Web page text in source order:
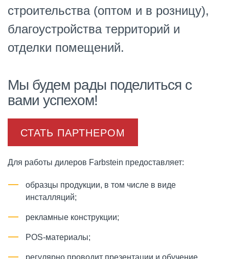
строительства (оптом и в розницу),
благоустройства территорий и
отделки помещений.
Мы будем рады поделиться с
вами успехом!
СТАТЬ ПАРТНЕРОМ
Для работы дилеров Farbstein предоставляет:
образцы продукции, в том числе в виде
инсталляций;
рекламные конструкции;
POS-материалы;